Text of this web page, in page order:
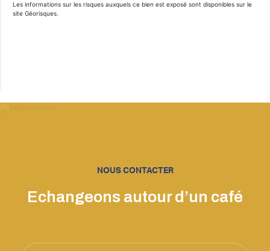
Les informations sur les risques auxquels ce bien est exposé sont disponibles sur le
site Géorisques.
NOUS CONTACTER
Echangeons autour d’un café